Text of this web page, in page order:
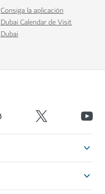
Consiga la aplicación
Dubai Calendar de Visit
Dubai